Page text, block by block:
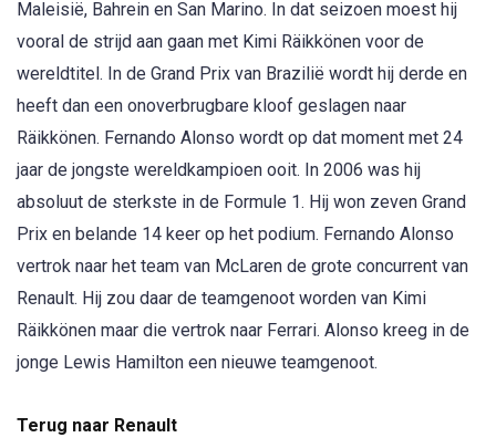
Maleisië, Bahrein en San Marino. In dat seizoen moest hij
vooral de strijd aan gaan met Kimi Räikkönen voor de
wereldtitel. In de Grand Prix van Brazilië wordt hij derde en
heeft dan een onoverbrugbare kloof geslagen naar
Räikkönen. Fernando Alonso wordt op dat moment met 24
jaar de jongste wereldkampioen ooit. In 2006 was hij
absoluut de sterkste in de Formule 1. Hij won zeven Grand
Prix en belande 14 keer op het podium. Fernando Alonso
vertrok naar het team van McLaren de grote concurrent van
Renault. Hij zou daar de teamgenoot worden van Kimi
Räikkönen maar die vertrok naar Ferrari. Alonso kreeg in de
jonge Lewis Hamilton een nieuwe teamgenoot.
Terug naar Renault